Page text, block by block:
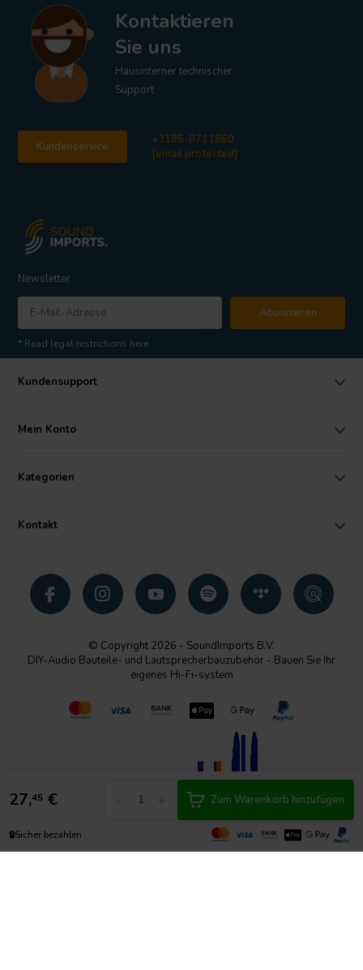
27,45 € Zum Warenkorb hinzufügen
🔒Sicher bezahlen
Kontaktieren
Sie uns
Hausinterner technischer
Support
Kundenservice
+3185-0711860
[email protected]
Newsletter
Abonnieren
* Read legal restrictions here
Kundensupport
Mein Konto
Kategorien
Kontakt
© Copyright 2026 - SoundImports B.V.
DIY-Audio Bauteile- und Lautsprecherbauzubehör - Bauen Sie Ihr
eigenes Hi-Fi-system